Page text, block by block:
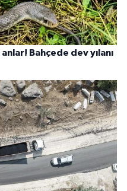
Bahçede dev yılanı